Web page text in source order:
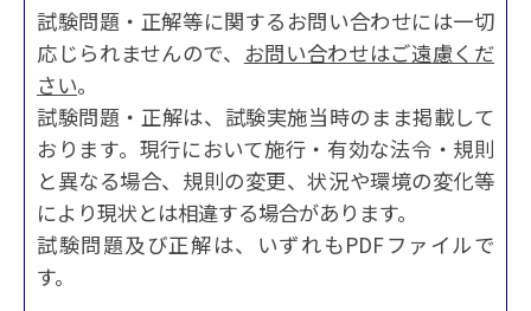
試験問題・正解等に関するお問い合わせには一切
応じられませんので、 お問い合わせはご遠慮くだ
さい。
試験問題・正解は、試験実施当時のまま掲載して
おります。現行において施行・有効な法令・規則
と異なる場合、規則の変更、状況や環境の変化等
により現状とは相違する場合があります。
試験問題及び正解は、いずれもPDFファイルで
す。